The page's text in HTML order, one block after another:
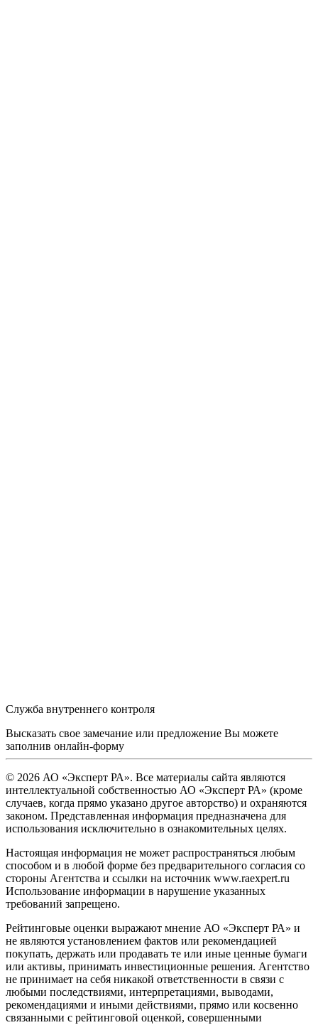
Служба внутреннего контроля
Высказать свое замечание или предложение Вы можете
заполнив онлайн-форму
© 2026 АО «Эксперт РА». Все материалы сайта являются
интеллектуальной собственностью АО «Эксперт РА» (кроме
случаев, когда прямо указано другое авторство) и охраняются
законом. Представленная информация предназначена для
использования исключительно в ознакомительных целях.
Настоящая информация не может распространяться любым
способом и в любой форме без предварительного согласия со
стороны Агентства и ссылки на источник www.raexpert.ru
Использование информации в нарушение указанных
требований запрещено.
Рейтинговые оценки выражают мнение АО «Эксперт РА» и
не являются установлением фактов или рекомендацией
покупать, держать или продавать те или иные ценные бумаги
или активы, принимать инвестиционные решения. Агентство
не принимает на себя никакой ответственности в связи с
любыми последствиями, интерпретациями, выводами,
рекомендациями и иными действиями, прямо или косвенно
связанными с рейтинговой оценкой, совершенными